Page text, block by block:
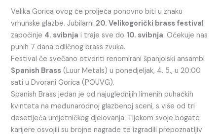
Velika Gorica ovog će proljeća ponovno biti u znaku
vrhunske glazbe. Jubilarni 20. Velikogorički brass festival
započinje 4. svibnja i traje sve do 10. svibnja. Očekuje nas
punih 7 dana odličnog brass zvuka.
Festival će svečano otvoriti renomirani španjolski ansambl
Spanish Brass (Luur Metals) u ponedjeljak, 4. 5., u 20:00
sati u Dvorani Gorica (POUVG).
Spanish Brass jedan je od najuglednijih limenih puhačkih
kvinteta na međunarodnoj glazbenoj sceni, s više od tri
desetljeća umjetničkog djelovanja. Tijekom svoje bogate
karijere osvojili su brojne nagrade te izgradili prepoznatljiv